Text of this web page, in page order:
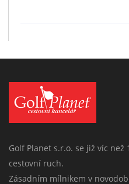
Golf Planet s.r.o. se již víc
cestovní ruch.
Zásadním mílnikem v